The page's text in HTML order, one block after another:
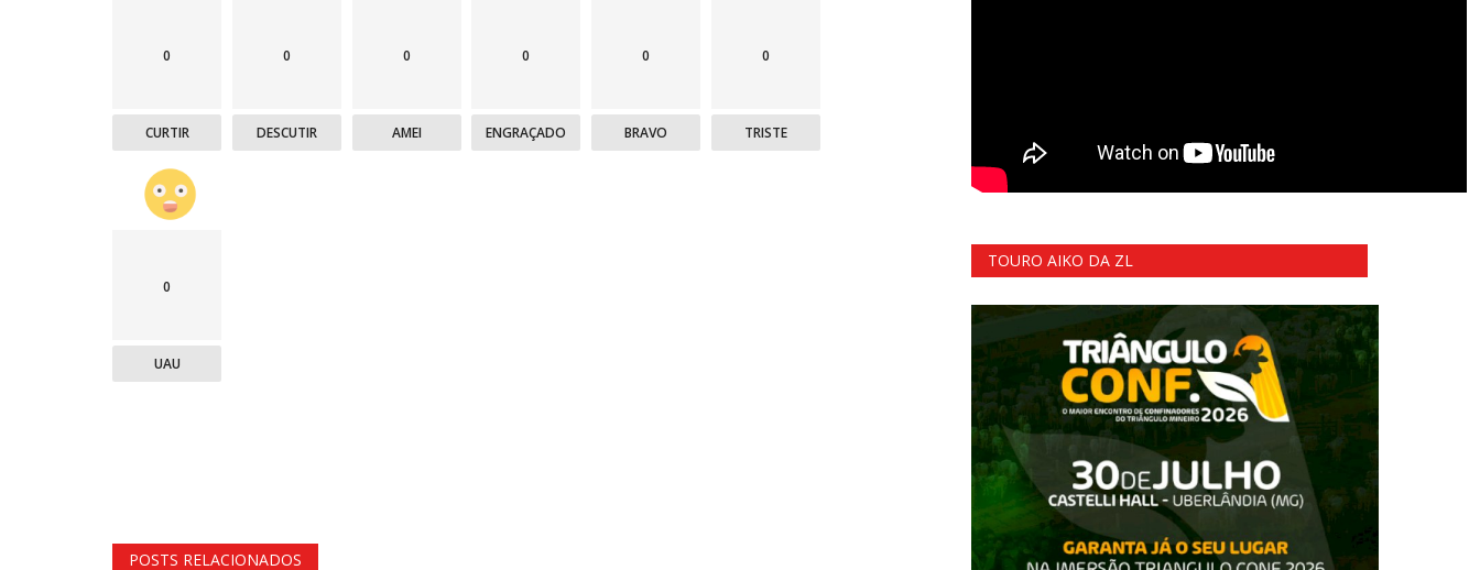
0
CURTIR
0
DESCUTIR
0
AMEI
0
ENGRAÇADO
0
BRAVO
0
TRISTE
0
UAU
POSTS RELACIONADOS
TOURO AIKO DA ZL